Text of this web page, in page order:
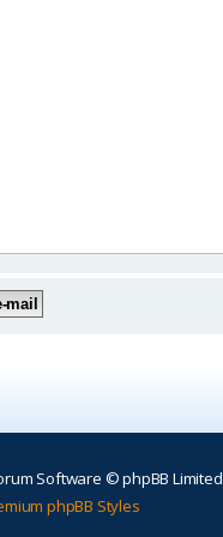
Software © phpBB Limited
phpBB Styles